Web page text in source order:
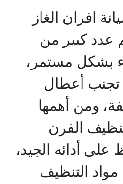
افران الغاز
عدد كبير من
بشكل مستمر،
تجنب أعطال
ومن أهمها
الفرن
على أدائه الجيد،
التنظيف